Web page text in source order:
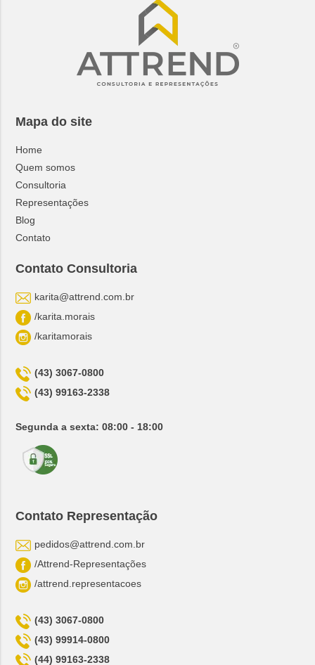
Mapa do site
Home
Quem somos
Consultoria
Representações
Blog
Contato
Contato Consultoria
karita@attrend.com.br
/karita.morais
/karitamorais
(43) 3067-0800
(43) 99163-2338
Segunda a sexta: 08:00 - 18:00
Contato Representação
pedidos@attrend.com.br
/Attrend-Representações
/attrend.representacoes
(43) 3067-0800
(43) 99914-0800
(44) 99163-2338